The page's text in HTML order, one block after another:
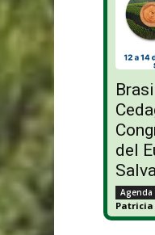
del
Agenda
Patricia